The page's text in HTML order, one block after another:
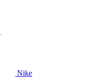
Nike